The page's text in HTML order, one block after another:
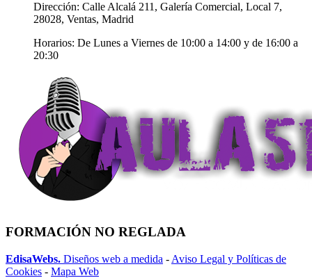
Dirección: Calle Alcalá 211, Galería Comercial, Local 7,
28028, Ventas, Madrid
Horarios: De Lunes a Viernes de 10:00 a 14:00 y de 16:00 a
20:30
FORMACIÓN NO REGLADA
EdisaWebs. Diseños web a medida - Aviso Legal y Políticas de
Cookies - Mapa Web